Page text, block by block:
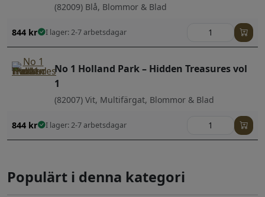
(82009) Blå, Blommor & Blad
844 kr I lager: 2-7 arbetsdagar
No 1 Holland Park – Hidden Treasures vol
1
(82007) Vit, Multifärgat, Blommor & Blad
844 kr I lager: 2-7 arbetsdagar
Populärt i denna kategori